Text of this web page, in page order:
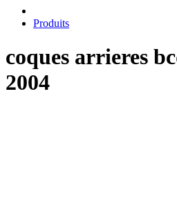
Produits
coques arrieres
2004